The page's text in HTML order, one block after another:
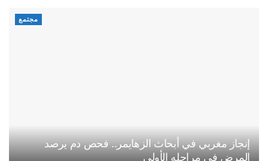
مجتمع
إنجاز مغربي في أبحاث الزهايمر.. فحص دم يرصد
المرض في مراحله الأولى